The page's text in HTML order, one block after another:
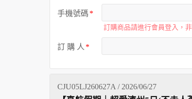
手機號碼
訂購商品請進行會員登入，
訂 購 人
CJU05LJ260627A / 2026/06/27